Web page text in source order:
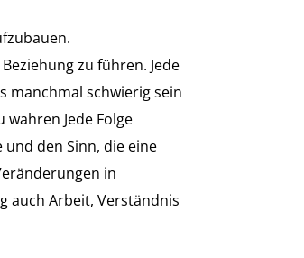
zu führen. Jede
manchmal schwierig sein
Jede Folge
den Sinn, die eine
in
auch Arbeit, Verständnis